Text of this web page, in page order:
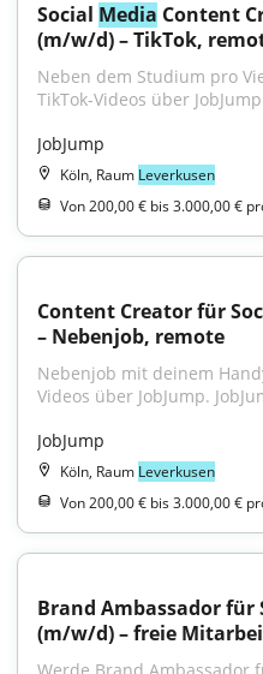
Social Media Content
(m/w/d) – TikTok,
Neben dem Studium pro
TikTok-Videos über
JobJump
Köln, Raum Leverkusen
Von 200,00 € bis 3.000,00 €
Content Creator für
– Nebenjob, remote
Nebenjob mit deinem
Videos über JobJump.
JobJump
Köln, Raum Leverkusen
Von 200,00 € bis 3.000,00 €
Brand Ambassador für
(m/w/d) – freie